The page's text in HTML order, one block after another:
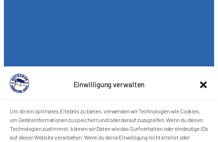
Einwilligung verwalten
Um dir ein optimales Erlebnis zu bieten, verwenden wir Technologien wie Cookies,
um Geräteinformationen zu speichern und/oder darauf zuzugreifen. Wenn du diesen
Technologien zustimmst, können wir Daten wie das Surfverhalten oder eindeutige IDs
auf dieser Website verarbeiten. Wenn du deine Einwilligung nicht erteilst oder